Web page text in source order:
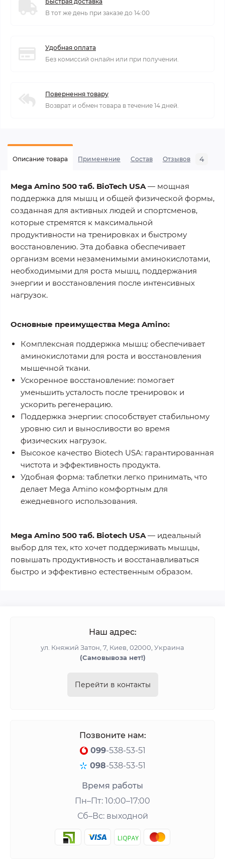
В тот же день при заказе до 14:00
Удобная оплата
Без комиссий онлайн или при получении.
Повернення товару
Возврат и обмен товара в течение 14 дней.
Описание товара Применение Состав Отзывов 4
Mega Amino 500 таб. BioTech USA— мощная
поддержка для мышц и общей физической формы,
созданная для активных людей и спортсменов,
которые стремятся к максимальной
продуктивности на тренировках и быстрому
восстановлению. Эта добавка обеспечивает
организм всеми незаменимыми аминокислотами,
необходимыми для роста мышц, поддержания
энергии и восстановления после интенсивных
нагрузок.
Основные преимущества Mega Amino:
Комплексная поддержка мышц: обеспечивает
аминокислотами для роста и восстановления
мышечной ткани.
Ускоренное восстановление: помогает
уменьшить усталость после тренировок и
ускорить регенерацию.
Поддержка энергии: способствует стабильному
уровню сил и выносливости во время
физических нагрузок.
Высокое качество Biotech USA: гарантированная
чистота и эффективность продукта.
Удобная форма: таблетки легко принимать, что
делает Mega Amino комфортным для
ежедневного использования.
Mega Amino 500 таб. Biotech USA— идеальный
выбор для тех, кто хочет поддерживать мышцы,
повышать продуктивность и восстанавливаться
быстро и эффективно естественным образом.
Наш адрес:
ул. Княжий Затон, 7, Киев, 02000, Украина
(Cамовывоза нет!)
Перейти в контакты
Позвоните нам:
099-538-53-51
098-538-53-51
Время работы
Пн–Пт: 10:00–17:00
Сб–Вс: выходной